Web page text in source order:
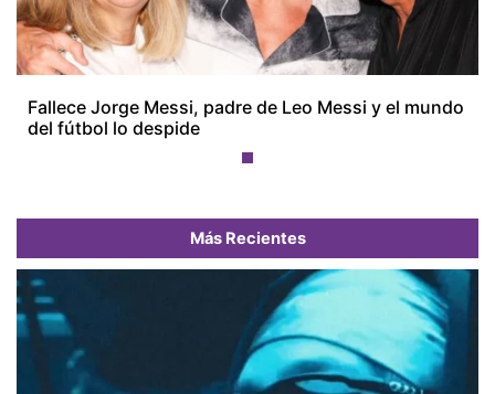
Fallece Jorge Messi, padre de Leo Messi y el mundo
del fútbol lo despide
Más Recientes